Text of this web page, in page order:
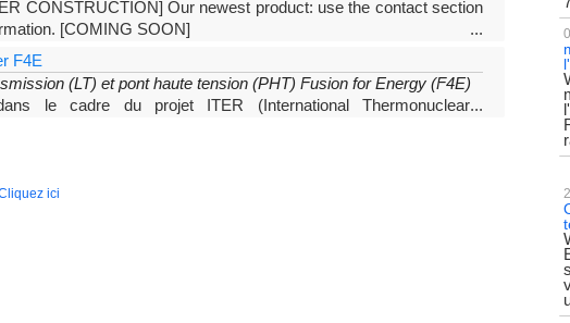
CONSTRUCTION] Our newest product: use the contact section
[COMING SOON]
...
F4E
(LT) et pont haute tension (PHT) Fusion for Energy (F4E)
...
le cadre du projet ITER (International Thermonuclear
ici